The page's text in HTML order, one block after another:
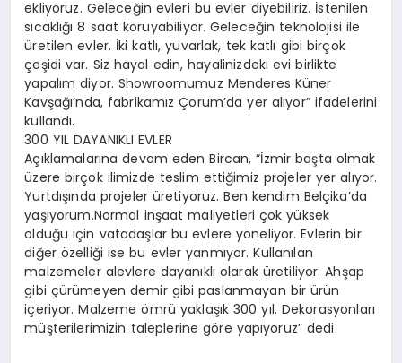
ekliyoruz. Geleceğin evleri bu evler diyebiliriz. İstenilen
sıcaklığı 8 saat koruyabiliyor. Geleceğin teknolojisi ile
üretilen evler. İki katlı, yuvarlak, tek katlı gibi birçok
çeşidi var. Siz hayal edin, hayalinizdeki evi birlikte
yapalım diyor. Showroomumuz Menderes Küner
Kavşağı’nda, fabrikamız Çorum’da yer alıyor” ifadelerini
kullandı.
300 YIL DAYANIKLI EVLER
Açıklamalarına devam eden Bircan, “İzmir başta olmak
üzere birçok ilimizde teslim ettiğimiz projeler yer alıyor.
Yurtdışında projeler üretiyoruz. Ben kendim Belçika’da
yaşıyorum.Normal inşaat maliyetleri çok yüksek
olduğu için vatadaşlar bu evlere yöneliyor. Evlerin bir
diğer özelliği ise bu evler yanmıyor. Kullanılan
malzemeler alevlere dayanıklı olarak üretiliyor. Ahşap
gibi çürümeyen demir gibi paslanmayan bir ürün
içeriyor. Malzeme ömrü yaklaşık 300 yıl. Dekorasyonları
müşterilerimizin taleplerine göre yapıyoruz” dedi.